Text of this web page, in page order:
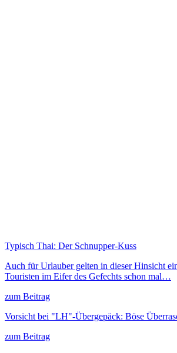
Typisch Thai: Der Schnupper-Kuss
Auch für Urlauber gelten in dieser Hinsicht
Touristen im Eifer des Gefechts schon mal…
zum Beitrag
Vorsicht bei "LH"-Übergepäck: Böse
zum Beitrag